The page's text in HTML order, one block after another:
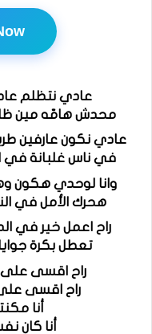
عادي نتظلم
محدش هامّه مين
عادي نكون عارفين
في ناس غلبانة في
وانا لوحدي هكون
هحرك الأمل في
راح اعمل خير في
تعطل بكرة
راح اقسى
راح اقسى
أنا
أنا كان